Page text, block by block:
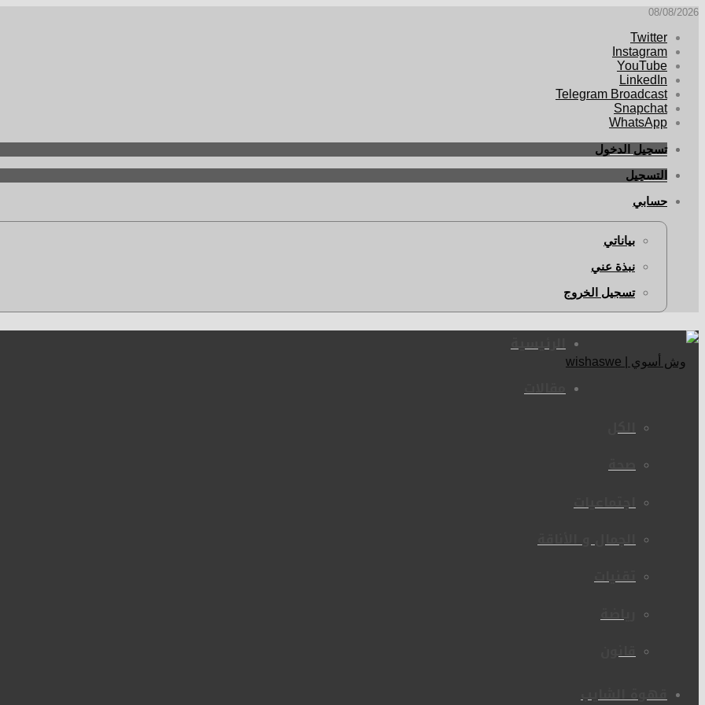
08/08/2026
Twitter
Instagram
YouTube
LinkedIn
Telegram Broadcast
Snapchat
WhatsApp
تسجيل الدخول
التسجيل
حسابي
بياناتي
نبذة عني
تسجيل الخروج
الرئيسية
مقالات
الكل
صحة
اجتماعيات
الجمال و الأناقة
تقنيات
رياضة
قانون
قهوة الشايب